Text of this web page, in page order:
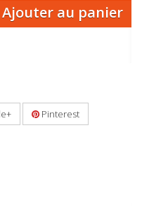
Ajouter au panier
Pinterest